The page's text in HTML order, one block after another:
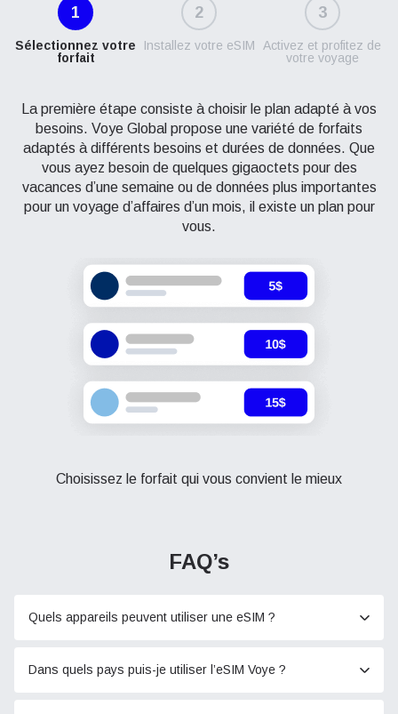
1
Sélectionnez votre
forfait
2
Installez votre eSIM
3
Activez et profitez de
votre voyage
La première étape consiste à choisir le plan adapté à vos
besoins. Voye Global propose une variété de forfaits
adaptés à différents besoins et durées de données. Que
vous ayez besoin de quelques gigaoctets pour des
vacances d’une semaine ou de données plus importantes
pour un voyage d’affaires d’un mois, il existe un plan pour
vous.
Choisissez le forfait qui vous convient le mieux
FAQ’s
Quels appareils peuvent utiliser une eSIM ?
Dans quels pays puis-je utiliser l’eSIM Voye ?